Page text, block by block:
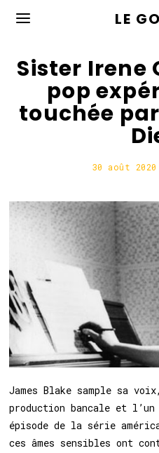
LE
Sister Irene
pop
touchée
30 août 2020
James Blake sample sa
production bancale et
épisode de la série
ces âmes sensibles ont